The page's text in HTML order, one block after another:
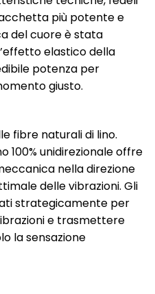
più potente e
del cuore è stata
elastico della
potenza per
giusto.
fibre naturali di lino.
100% unidirezionale offre
nella direzione
delle vibrazioni. Gli
strategicamente per
e trasmettere
la sensazione